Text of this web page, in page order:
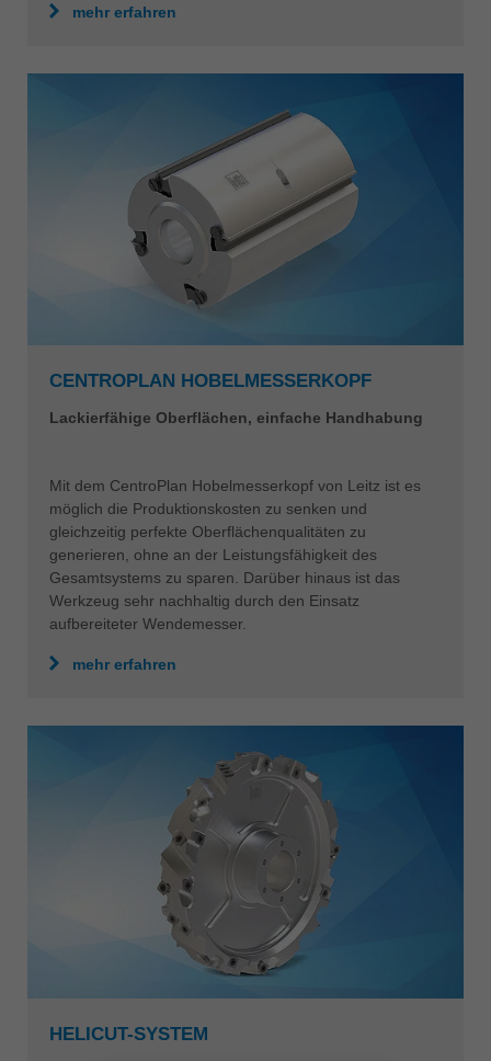
mehr erfahren
CENTROPLAN HOBELMESSERKOPF
Lackierfähige Oberflächen, einfache Handhabung
Mit dem CentroPlan Hobelmesserkopf von Leitz ist es
möglich die Produktionskosten zu senken und
gleichzeitig perfekte Oberflächenqualitäten zu
generieren, ohne an der Leistungsfähigkeit des
Gesamtsystems zu sparen. Darüber hinaus ist das
Werkzeug sehr nachhaltig durch den Einsatz
aufbereiteter Wendemesser.
mehr erfahren
HELICUT-SYSTEM